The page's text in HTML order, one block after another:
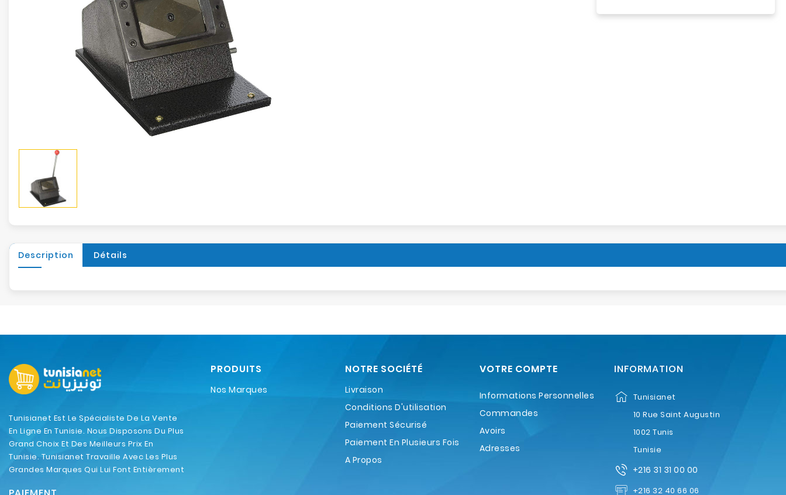
Description Détails
Tunisianet Est Le Spécialiste De La Vente
En Ligne En Tunisie. Nous Disposons Du Plus
Grand Choix Et Des Meilleurs Prix En
Tunisie. Tunisianet Travaille Avec Les Plus
Grandes Marques Qui Lui Font Entièrement
PRODUITS
Nos Marques
NOTRE SOCIÉTÉ
Livraison
Conditions D'utilisation
Paiement Sécurisé
Paiement En Plusieurs Fois
A Propos
VOTRE COMPTE
Informations Personnelles
Commandes
Avoirs
Adresses
INFORMATION
Tunisianet
10 Rue Saint Augustin
1002 Tunis
Tunisie
+216 31 31 00 00
+216 32 40 66 06